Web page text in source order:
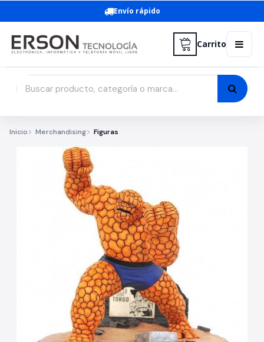
Envío rápido
Carrito
Inicio Merchandising Figuras